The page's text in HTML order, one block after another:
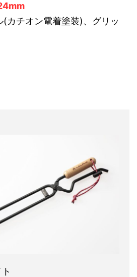
カチオン電着塗装)、グリッ